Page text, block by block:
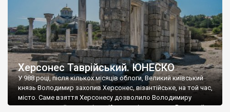
Херсонес Таврійський. ЮНЕСКО
У 988 році, після кількох місяців облоги, Великий київський
князь Володимир захопив Херсонес, візантійське, на той час,
місто. Саме взяття Херсонесу дозволило Володимиру
диктувати свої умови візантійському імператору Василю ІІ, та